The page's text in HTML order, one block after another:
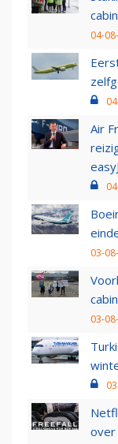
04-
Air
03-
03-
over